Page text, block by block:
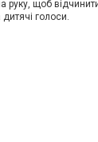
руку, щоб
голоси.